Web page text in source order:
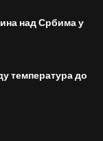
над Србима у
температура до